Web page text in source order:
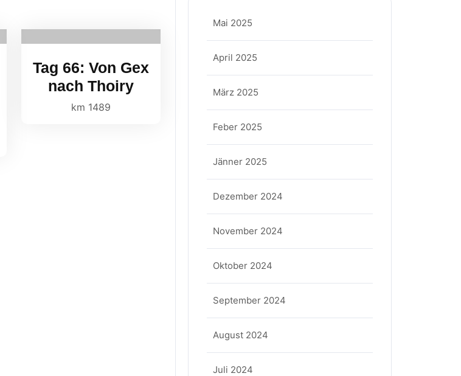
Tag 66: Von Gex
nach Thoiry
km 1489
Mai 2025
April 2025
März 2025
Feber 2025
Jänner 2025
Dezember 2024
November 2024
Oktober 2024
September 2024
August 2024
Juli 2024